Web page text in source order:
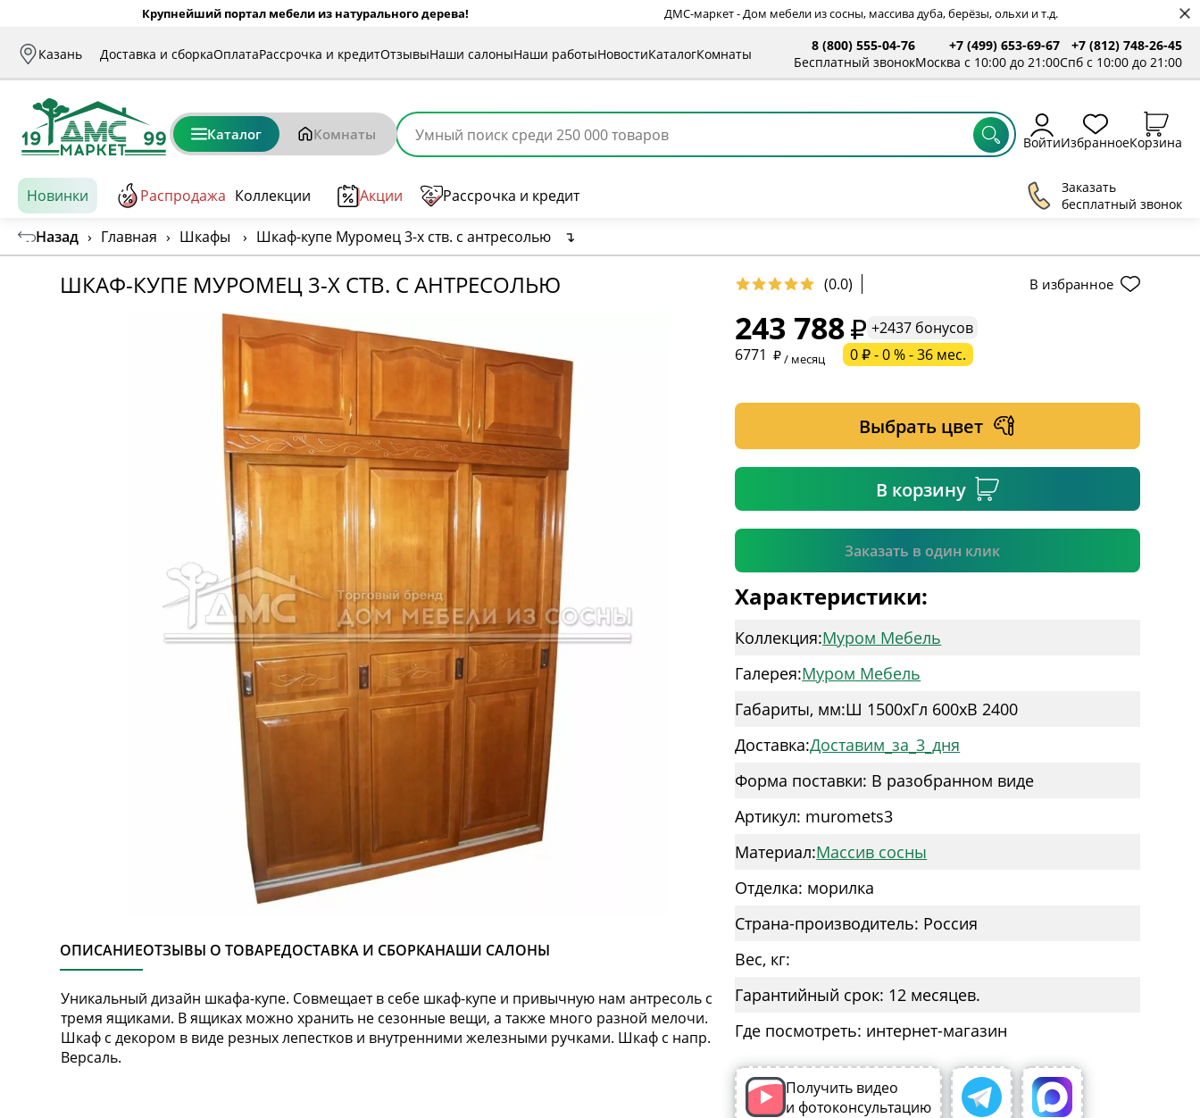
Крупнейший портал мебели из натурального дерева! ДМС-маркет - Дом мебели из сосны, массива дуба, берёзы, ольхи и т.д.
Казань Доставка и сборкаОплатаРассрочка и кредитОтзывыНаши салоныНаши работыНовостиКаталогКомнаты
8 (800) 555-04-76
Бесплатный звонок
+7 (499) 653-69-67
Москва с 10:00 до 21:00
+7 (812) 748-26-45
Спб с 10:00 до 21:00
Каталог Комнаты ВойтиИзбранноеКорзина
Новинки Распродажа Коллекции Акции Рассрочка и кредит
Заказать
бесплатный звонок
Назад › Главная › Шкафы › Шкаф-купе Муромец 3-х ств. с антресолью ↴
ШКАФ-КУПЕ МУРОМЕЦ 3-Х СТВ. С АНТРЕСОЛЬЮ (0.0) В избранное
ОПИСАНИЕОТЗЫВЫ О ТОВАРЕДОСТАВКА И СБОРКАНАШИ САЛОНЫ
Уникальный дизайн шкафа-купе. Совмещает в себе шкаф-купе и привычную нам антресоль с
тремя ящиками. В ящиках можно хранить не сезонные вещи, а также много разной мелочи.
Шкаф с декором в виде резных лепестков и внутренними железными ручками. Шкаф с напр.
Версаль.
243 788
+2437 бонусов
6771
/ месяц 0 ₽ - 0 % - 36 мес.
Выбрать цвет
В корзину
Заказать в один клик
* обязательное поле
* необязательное поле
Подтвердить
Характеристики:
Коллекция:Муром Мебель
Галерея:Муром Мебель
Габариты, мм:Ш 1500xГл 600xВ 2400
Доставка:Доставим_за_3_дня
Форма поставки: В разобранном виде
Артикул: muromets3
Материал:Массив сосны
Отделка: морилка
Страна-производитель: Россия
Вес, кг:
Гарантийный срок: 12 месяцев.
Где посмотреть: интернет-магазин
Получить видео
и фотоконсультацию